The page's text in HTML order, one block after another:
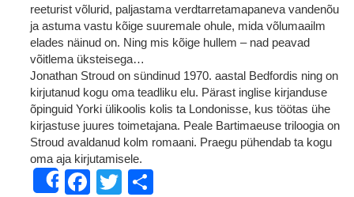
reeturist võlurid, paljastama verdtarretamapaneva vandenõu
ja astuma vastu kõige suuremale ohule, mida võlumaailm
elades näinud on. Ning mis kõige hullem – nad peavad
võitlema üksteisega…
Jonathan Stroud on sündinud 1970. aastal Bedfordis ning on
kirjutanud kogu oma teadliku elu. Pärast inglise kirjanduse
õpinguid Yorki ülikoolis kolis ta Londonisse, kus töötas ühe
kirjastuse juures toimetajana. Peale Bartimaeuse triloogia on
Stroud avaldanud kolm romaani. Praegu pühendab ta kogu
oma aja kirjutamisele.
ShareFacebook
Twitter